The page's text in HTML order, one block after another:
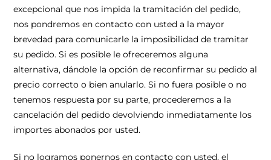
excepcional que nos impida la tramitación del pedido,
nos pondremos en contacto con usted a la mayor
brevedad para comunicarle la imposibilidad de tramitar
su pedido. Si es posible le ofreceremos alguna
alternativa, dándole la opción de reconfirmar su pedido al
precio correcto o bien anularlo. Si no fuera posible o no
tenemos respuesta por su parte, procederemos a la
cancelación del pedido devolviendo inmediatamente los
importes abonados por usted.
Si no logramos ponernos en contacto con usted, el